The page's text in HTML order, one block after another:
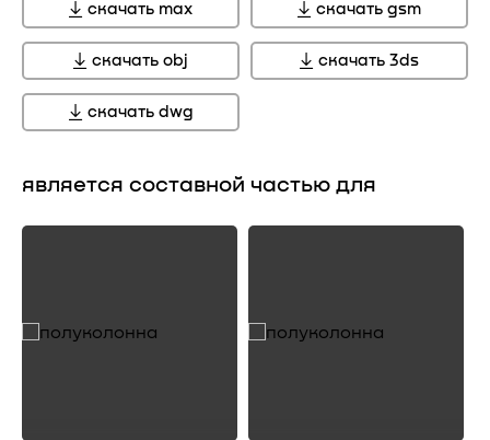
скачать max скачать gsm
скачать obj скачать 3ds
скачать dwg
является составной частью для